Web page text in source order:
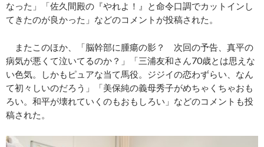
なった」「佐久間殿の『やれよ！』と命令口調でカットインし
てきたのが良かった」などのコメントが投稿された。
またこのほか、「脳幹部に腫瘍の影？ 次回の予告、真平の
病気が悪くて泣いてるのか？」「三浦友和さん70歳とは思えな
い色気。しかもピュアな当て馬役。ジジイの恋わずらい、なん
て初々しいのだろう」「美保純の義母秀子がめちゃくちゃおも
ろい。和平が壊れていくのもおもしろい」などのコメントも投
稿された。